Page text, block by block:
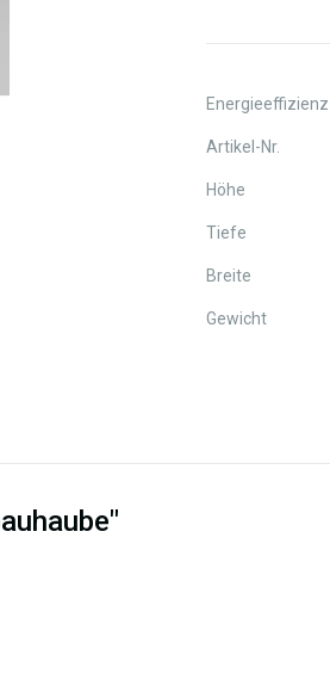
Energieeffizienz
Artikel-Nr.
Höhe
Tiefe
Breite
Gewicht